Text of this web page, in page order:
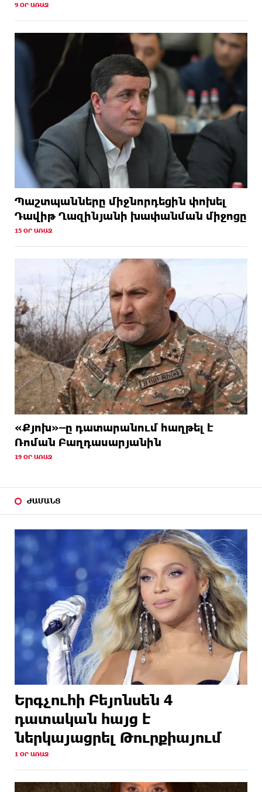
9 ՕՐ ԱՌԱՋ
Պաշտպանները միջնորդեցին փոխել
Դավիթ Ղազինյանի խափանման միջոցը
15 ՕՐ ԱՌԱՋ
«Քյոխ»–ը դատարանում հաղթել է
Ռոման Բաղդասարյանին
19 ՕՐ ԱՌԱՋ
ԺԱՄԱՆՑ
Երգչուհի Բեյոնսեն ​​4
դատական հայց է
ներկայացրել Թուրքիայում
1 ՕՐ ԱՌԱՋ